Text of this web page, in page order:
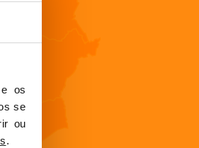
os
se
ou
.